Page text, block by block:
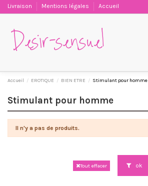
Livraison Mentions légales Accueil
Accueil EROTIQUE BIEN ETRE Stimulant pour homme
Stimulant pour homme
Il n'y a pas de produits.
Tout effacer ok